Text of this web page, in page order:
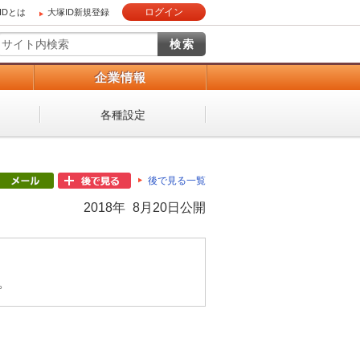
とは 大塚ID新規登録 ログイン
企業情報
各種設定
後で見る一覧
2018年 8月20日公開